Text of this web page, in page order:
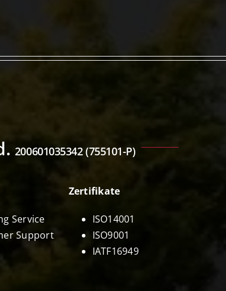
200601035342 (755101-P)
Service
Support
Zertifikate
ISO14001
ISO9001
IATF16949